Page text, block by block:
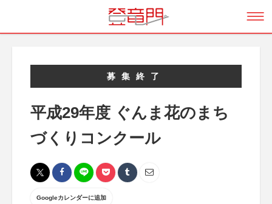
募集終了
平成29年度 ぐんま花のまち
づくりコンクール
Googleカレンダーに追加